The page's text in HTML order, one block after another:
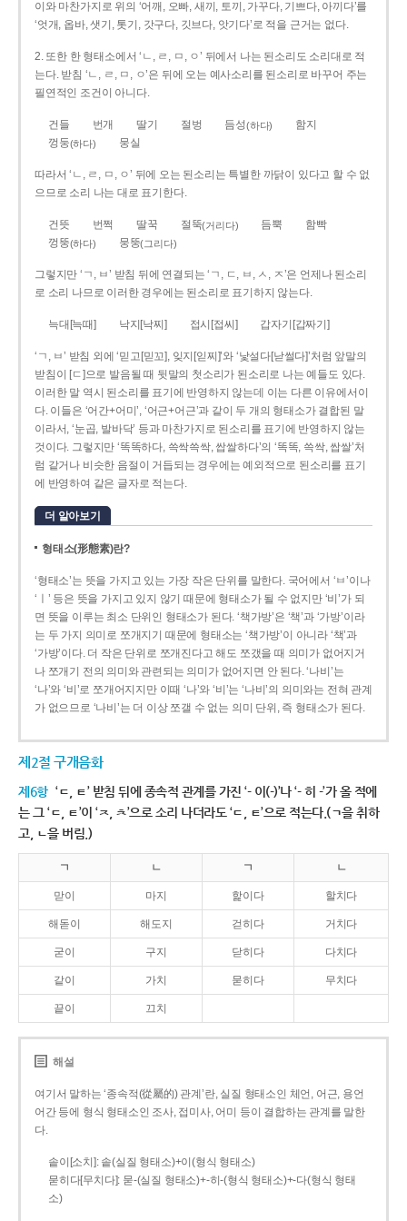
이와 마찬가지로 위의 ‘어깨, 오빠, 새끼, 토끼, 가꾸다, 기쁘다, 아끼다’를
‘엇개, 옵바, 샛기, 톳기, 갓구다, 깃브다, 앗기다’로 적을 근거는 없다.
2. 또한 한 형태소에서 ‘ㄴ, ㄹ, ㅁ, ㅇ’ 뒤에서 나는 된소리도 소리대로 적
는다. 받침 ‘ㄴ, ㄹ, ㅁ, ㅇ’은 뒤에 오는 예사소리를 된소리로 바꾸어 주는
필연적인 조건이 아니다.
건들 번개 딸기 절벙 듬성(하다)
함지
껑둥(하다) 뭉실
따라서 ‘ㄴ, ㄹ, ㅁ, ㅇ’ 뒤에 오는 된소리는 특별한 까닭이 있다고 할 수 없
으므로 소리 나는 대로 표기한다.
건뜻 번쩍 딸꾹 절뚝(거리다) 듬뿍
함빡
껑뚱(하다) 뭉뚱(그리다)
그렇지만 ‘ㄱ, ㅂ’ 받침 뒤에 연결되는 ‘ㄱ, ㄷ, ㅂ, ㅅ, ㅈ’은 언제나 된소리
로 소리 나므로 이러한 경우에는 된소리로 표기하지 않는다.
늑대[늑때] 낙지[낙찌] 접시[접씨] 갑자기[갑짜기]
‘ㄱ, ㅂ’ 받침 외에 ‘믿고[믿꼬], 잊지[읻찌]’와 ‘낯설다[낟썰다]’처럼 앞말의
받침이 [ㄷ]으로 발음될 때 뒷말의 첫소리가 된소리로 나는 예들도 있다.
이러한 말 역시 된소리를 표기에 반영하지 않는데 이는 다른 이유에서이
다. 이들은 ‘어간+어미’, ‘어근+어근’과 같이 두 개의 형태소가 결합된 말
이라서, ‘눈곱, 발바닥’ 등과 마찬가지로 된소리를 표기에 반영하지 않는
것이다. 그렇지만 ‘똑똑하다, 쓱싹쓱싹, 쌉쌀하다’의 ‘똑똑, 쓱싹, 쌉쌀’처
럼 같거나 비슷한 음절이 거듭되는 경우에는 예외적으로 된소리를 표기
에 반영하여 같은 글자로 적는다.
더 알아보기
형태소(形態素)란?
‘형태소’는 뜻을 가지고 있는 가장 작은 단위를 말한다. 국어에서 ‘ㅂ’이나
‘ㅣ’ 등은 뜻을 가지고 있지 않기 때문에 형태소가 될 수 없지만 ‘비’가 되
면 뜻을 이루는 최소 단위인 형태소가 된다. ‘책가방’은 ‘책’과 ‘가방’이라
는 두 가지 의미로 쪼개지기 때문에 형태소는 ‘책가방’이 아니라 ‘책’과
‘가방’이다. 더 작은 단위로 쪼개진다고 해도 쪼갰을 때 의미가 없어지거
나 쪼개기 전의 의미와 관련되는 의미가 없어지면 안 된다. ‘나비’는
‘나’와 ‘비’로 쪼개어지지만 이때 ‘나’와 ‘비’는 ‘나비’의 의미와는 전혀 관계
가 없으므로 ‘나비’는 더 이상 쪼갤 수 없는 의미 단위, 즉 형태소가 된다.
제2절 구개음화
제6항 ‘ㄷ, ㅌ’ 받침 뒤에 종속적 관계를 가진 ‘- 이(-)’나 ‘- 히 -’가 올 적에
는 그 ‘ㄷ, ㅌ’이 ‘ㅈ, ㅊ’으로 소리 나더라도 ‘ㄷ, ㅌ’으로 적는다.(ㄱ을 취하
고, ㄴ을 버림.)
ㄱ ㄴ ㄱ ㄴ
맏이 마지 핥이다 할치다
해돋이 해도지 걷히다 거치다
굳이 구지 닫히다 다치다
같이 가치 묻히다 무치다
끝이 끄치
해설
여기서 말하는 ‘종속적(從屬的) 관계’란, 실질 형태소인 체언, 어근, 용언
어간 등에 형식 형태소인 조사, 접미사, 어미 등이 결합하는 관계를 말한
다.
솥이[소치]: 솥(실질 형태소)+이(형식 형태소)
묻히다[무치다]: 묻­-(실질 형태소)+­-히­-(형식 형태소)+-다(형식 형태
소)